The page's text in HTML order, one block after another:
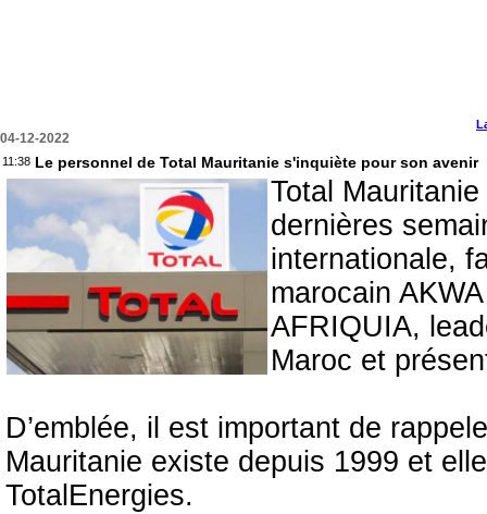
04-12-2022
11:38 Le personnel de Total Mauritanie s'inquiète pour son avenir
Total
dernières
internationale,
marocain
AFRIQUIA,
Maroc et
D’emblée, il est important de
Mauritanie existe depuis 1999 et
TotalEnergies.